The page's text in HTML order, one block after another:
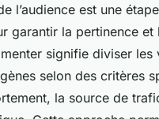
l’audience est une étape
garantir la pertinence et
signifie diviser les
selon des critères
la source de